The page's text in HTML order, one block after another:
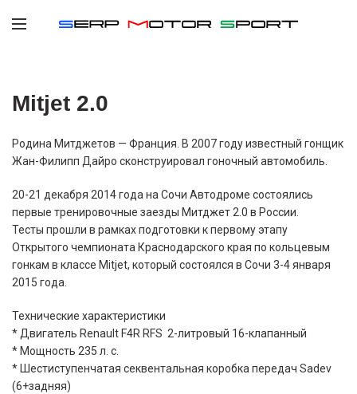
Mitjet 2.0
Родина Митджетов — Франция. В 2007 году известный гонщик
Жан-Филипп Дайро сконструировал гоночный автомобиль.
20-21 декабря 2014 года на Сочи Автодроме состоялись
первые тренировочные заезды Митджет 2.0 в России.
Тесты прошли в рамках подготовки к первому этапу
Открытого чемпионата Краснодарского края по кольцевым
гонкам в классе Mitjet, который состоялся в Сочи 3-4 января
2015 года.
Технические характеристики
* Двигатель Renault F4R RFS 2-литровый 16-клапанный
* Мощность 235 л. с.
* Шестиступенчатая секвентальная коробка передач Sadev
(6+задняя)